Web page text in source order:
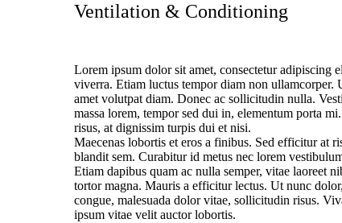
Ventilation & Conditioning
Lorem ipsum dolor sit amet, consectetur adipiscing
viverra. Etiam luctus tempor diam non
amet volutpat diam. Donec ac sollicitudin nulla.
massa lorem, tempor sed dui in, elementum porta
risus, at dignissim turpis dui et nisi.
Maecenas lobortis et eros a finibus. Sed efficitur at
blandit sem. Curabitur id metus nec lorem
Etiam dapibus quam ac nulla semper, vitae laoreet
tortor magna. Mauris a efficitur lectus. Ut nunc
congue, malesuada dolor vitae, sollicitudin risus.
ipsum vitae velit auctor lobortis.